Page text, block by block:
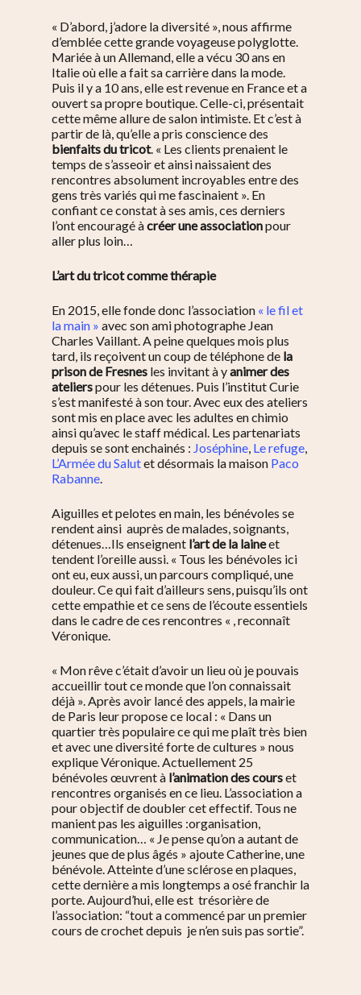
« D’abord, j’adore la diversité », nous affirme
d’emblée cette grande voyageuse polyglotte.
Mariée à un Allemand, elle a vécu 30 ans en
Italie où elle a fait sa carrière dans la mode.
Puis il y a 10 ans, elle est revenue en France et a
ouvert sa propre boutique. Celle-ci, présentait
cette même allure de salon intimiste. Et c’est à
partir de là, qu’elle a pris conscience des
bienfaits du tricot. « Les clients prenaient le
temps de s’asseoir et ainsi naissaient des
rencontres absolument incroyables entre des
gens très variés qui me fascinaient ». En
confiant ce constat à ses amis, ces derniers
l’ont encouragé àcréer une associationpour
aller plus loin…
L’art du tricot comme thérapie
En 2015, elle fonde donc l’association « le fil et
la main » avec son ami photographe Jean
Charles Vaillant. A peine quelques mois plus
tard, ils reçoivent un coup de téléphone de la
prison de Fresnes les invitant à yanimer des
atelierspour les détenues. Puis l’institut Curie
s’est manifesté à son tour. Avec eux des ateliers
sont mis en place avec les adultes en chimio
ainsi qu’avec le staff médical. Les partenariats
depuis se sont enchainés : Joséphine, Le refuge,
L’Armée du Salutet désormais la maison Paco
Rabanne.
Aiguilles et pelotes en main, les bénévoles se
rendent ainsi auprès de malades, soignants,
détenues…Ils enseignent l’art de la laineet
tendent l’oreille aussi. « Tous les bénévoles ici
ont eu, eux aussi, un parcours compliqué, une
douleur. Ce qui fait d’ailleurs sens, puisqu’ils ont
cette empathie et ce sens de l’écoute essentiels
dans le cadre de ces rencontres « , reconnaît
Véronique.
« Mon rêve c’était d’avoir un lieu où je pouvais
accueillir tout ce monde que l’on connaissait
déjà ». Après avoir lancé des appels, la mairie
de Paris leur propose ce local : « Dans un
quartier très populaire ce qui me plaît très bien
et avec une diversité forte de cultures » nous
explique Véronique. Actuellement 25
bénévoles œuvrent à l’animation des courset
rencontres organisés en ce lieu. L’association a
pour objectif de doubler cet effectif. Tous ne
manient pas les aiguilles :organisation,
communication… « Je pense qu’on a autant de
jeunes que de plus âgés » ajoute Catherine, une
bénévole. Atteinte d’une sclérose en plaques,
cette dernière a mis longtemps a osé franchir la
porte. Aujourd’hui, elle est trésorière de
l’association: “tout a commencé par un premier
cours de crochet depuis je n’en suis pas sortie”.